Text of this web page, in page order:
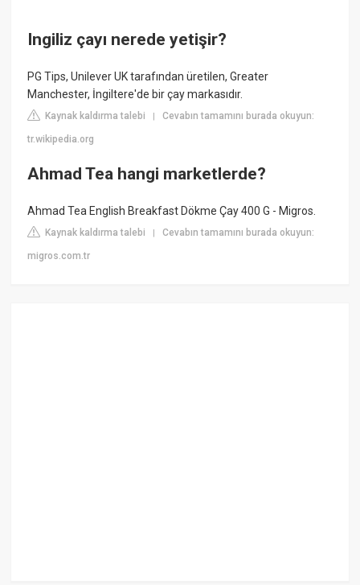
Ingiliz çayı nerede yetişir?
PG Tips, Unilever UK tarafından üretilen, Greater
Manchester, İngiltere'de bir çay markasıdır.
Kaynak kaldırma talebi |Cevabın tamamını burada okuyun:
tr.wikipedia.org
Ahmad Tea hangi marketlerde?
Ahmad Tea English Breakfast Dökme Çay 400 G - Migros.
Kaynak kaldırma talebi |Cevabın tamamını burada okuyun:
migros.com.tr